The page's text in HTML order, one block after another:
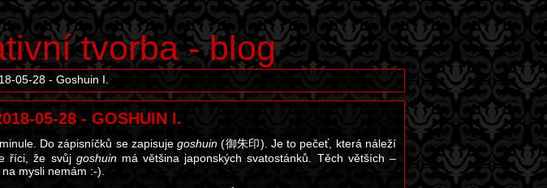
tvorba - blog
05-28 - Goshuin I.
05-28 - GOSHUIN I.
Do zápisníčků se zapisujegoshuin (御朱印). Je to pečeť, která náleží
říci, že svůj goshuinmá většina japonských svatostánků. Těch větších –
mysli nemám :-).